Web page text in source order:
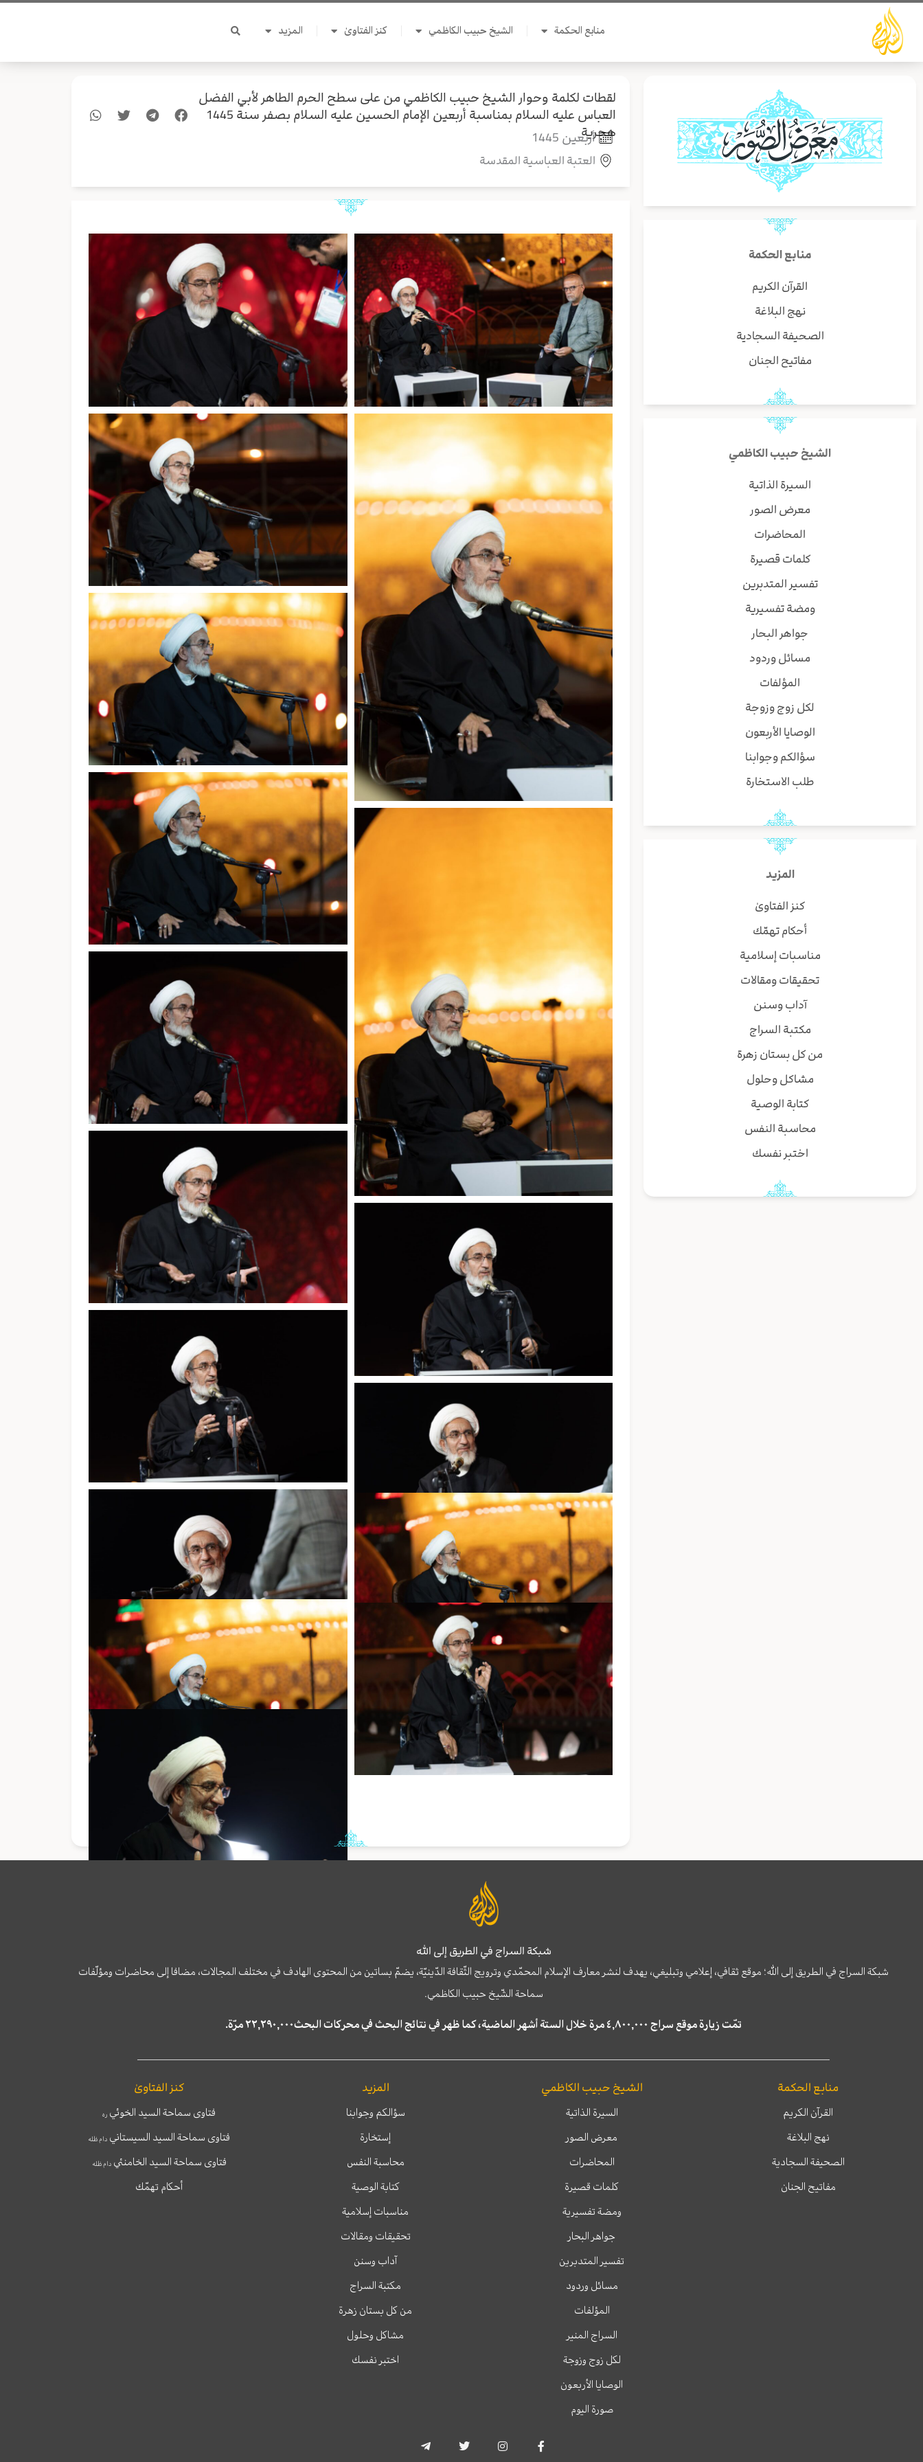
تخطي
المحتوى
منابع الحكمة الشيخ حبيب الكاظمي كنز الفتاوىٰ المزيد
منابع الحكمة
القرآن الكريم
نهج البلاغة
الصحيفة السجادية
مفاتيح الجنان
الشيخ حبيب الكاظمي
السيرة الذاتية
معرض الصور
المحاضرات
كلمات قصيرة
تفسير المتدبرين
ومضة تفسيرية
جواهر البحار
مسائل وردود
المؤلفات
لكل زوج وزوجة
الوصايا الأربعون
سؤالكم وجوابنا
طلب الاستخارة
المزيد
كنز الفتاوىٰ
أحكام تهمّك
مناسبات إسلامية
تحقيقات ومقالات
آداب وسنن
مكتبة السراج
من كل بستان زهرة
مشاكل وحلول
كتابة الوصية
محاسبة النفس
اختبر نفسك
لقطات لكلمة وحوار الشيخ حبيب الكاظمي من على سطح الحرم الطاهر لأبي الفضل
العباس عليه السلام بمناسبة أربعين الإمام الحسين عليه السلام بصفر سنة 1445
هجريةأربعين 1445
العتبة العباسية المقدسة
شبكة السراج في الطريق إلى الله
شبكة السراج في الطريق إلى الله؛ موقع ثقافي، إعلامي وتبليغي، يهدف لنشر معارف الإسلام المحمّدي وترويج الثّقافة الدّينيّة، يضمّ بساتين من المحتوى الهادف في مختلف المجالات، مضافا إلى محاضرات ومؤلّفات
سماحة الشّيخ حبيب الكاظمي.
تمّت زيارة موقع سراج ٤,٨٠٠,٠٠٠ مرة خلال الستة أشهر الماضية، كما ظهر في نتائج البحث في محركات البحث٢٢,٢٩٠,٠٠٠ مرّة.
منابع الحكمة
القرآن الكريم
نهج البلاغة
الصحيفة السجادية
مفاتيح الجنان
الشيخ حبيب الكاظمي
السيرة الذاتية
معرض الصور
المحاضرات
كلمات قصيرة
ومضة تفسيرية
جواهر البحار
تفسير المتدبرين
مسائل وردود
المؤلفات
السراج المنير
لكل زوج وزوجة
الوصايا الأربعون
صورة اليوم
المزيد
سؤالكم وجوابنا
إستخارة
محاسبة النفس
كتابة الوصية
مناسبات إسلامية
تحقيقات ومقالات
آداب وسنن
مكتبة السراج
من كل بستان زهرة
مشاكل وحلول
اختبر نفسك
كنز الفتاوىٰ
فتاوى سماحة السيد الخوئي ره
فتاوى سماحة السيد السيستاني دام ظله
فتاوى سماحة السيد الخامنئيدام ظله
أحكام تهمّك
c
s
i
l